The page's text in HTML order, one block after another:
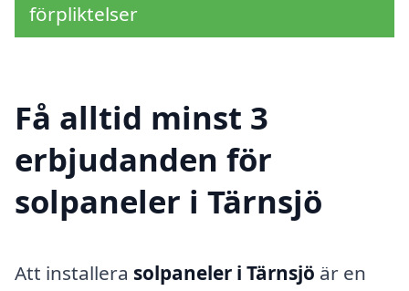
förpliktelser
Få alltid minst 3
erbjudanden för
solpaneler i Tärnsjö
Att installera solpaneler i Tärnsjö är en